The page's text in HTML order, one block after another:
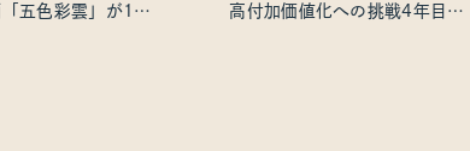
五色彩雲」が100
高付加価値化への挑戦4年目